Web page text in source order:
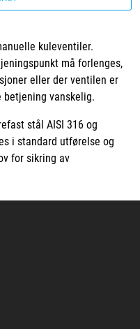
kuleventiler.
må forlenges,
eller der ventilen er
vanskelig.
stål AISI 316 og
i standard utførelse og
for sikring av